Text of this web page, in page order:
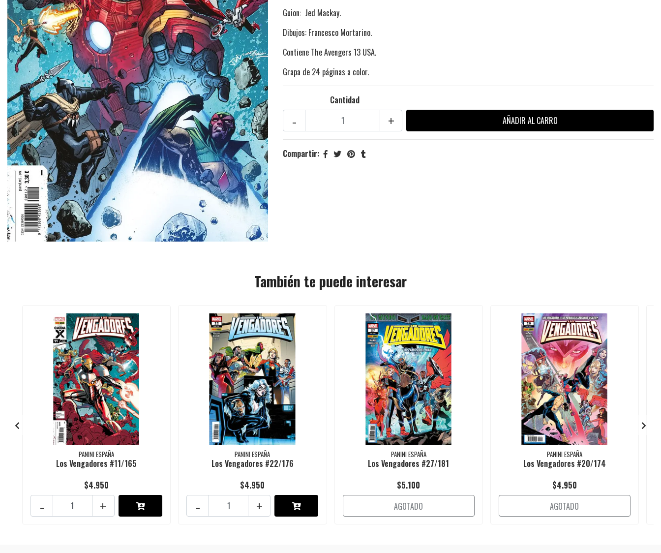
Guion: Jed Mackay.
Dibujos: Francesco Mortarino.
Contiene The Avengers 13 USA.
Grapa de 24 páginas a color.
Cantidad
+
-
Compartir:
También te puede interesar
PANINI ESPAÑA
Los Vengadores #11/165
$4.950
+
-
PANINI ESPAÑA
Los Vengadores #22/176
$4.950
+
-
PANINI ESPAÑA
Los Vengadores #27/181
$5.100
AGOTADO
PANINI ESPAÑA
Los Vengadores #20/174
$4.950
AGOTADO